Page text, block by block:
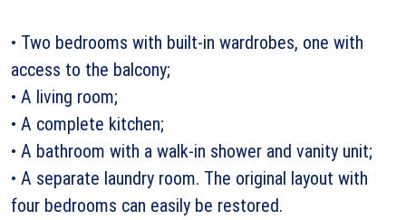
• Two bedrooms with built-in wardrobes, one with
access to the balcony;
• A living room;
• A complete kitchen;
• A bathroom with a walk-in shower and vanity unit;
• A separate laundry room. The original layout with
four bedrooms can easily be restored.